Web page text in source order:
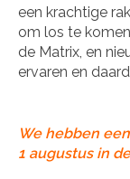
een krachtige
om los te
de Matrix, en
ervaren en
We hebben
1 augustus in